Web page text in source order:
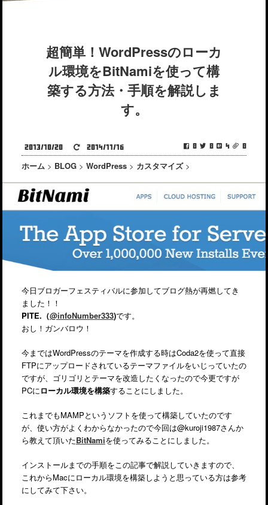
超簡単！WordPressのローカ
ル環境をBitNamiを使って構
築する方法・手順を解説しま
す。
0 0 4 0
2013/10/20 2014/11/16
ホーム > BLOG > WordPress > カスタマイズ >
今日ブロガーフェスティバルに参加してブログ熱が再燃してき
ました！！
PITE.（@infoNumber333)です。
おし！ガンバロウ！
今まではWordPressのテーマを作成する時はCoda2を使って直接
FTPにアップロードされているテーマファイルをいじっていたの
ですが、ゴリゴリとテーマを改造したくなったので今更ですが
PCにローカル環境を構築することにしました。
これまでもMAMPというソフトを使って構築していたのです
が、使い方がよくわからなかったので今回は@kuroji1987さんか
ら教えて頂いたBitNamiを使ってみることにしました。
インストールまでの手順をこの記事で解説していきますので、
これからMacにローカル環境を構築しようと思っている方は参考
にしてみて下さい。